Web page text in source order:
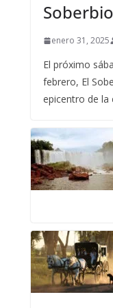
Soberbio
enero 31, 2025
El próximo
febrero, El
epicentro de la